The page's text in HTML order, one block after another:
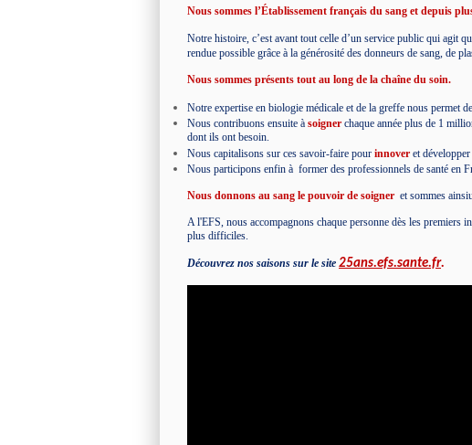
Nous sommes l’Établissement français du sang et depuis
Notre histoire, c’est avant tout celle d’un service public qui agit
rendue possible grâce à la générosité des donneurs de sang, de
Nous sommes présents tout au long de la chaîne du soin.
Notre expertise en biologie médicale et de la greffe nous permet de
Nous contribuons ensuite à soigner chaque année plus de 1
dont ils ont besoin.
Nous capitalisons sur ces savoir-faire pour innover et
Nous participons enfin à former des professionnels de santé en
Nous donnons au sang le pouvoir de soigner et sommes
A l'EFS, nous accompagnons chaque personne dès les premiers
plus difficiles.
Découvrez nos saisons sur le site 25ans.efs.sante.fr.